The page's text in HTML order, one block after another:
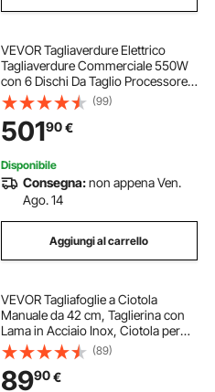
VEVOR Tagliaverdure Elettrico
Tagliaverdure Commerciale 550W
con 6 Dischi Da Taglio Processore
per verdure Tagliaverdure
Professionale
(99)
50190€
Disponibile
Consegna:non appena Ven.
Ago. 14
Aggiungi al carrello
VEVOR Tagliafoglie a Ciotola
Manuale da 42 cm, Taglierina con
Lama in Acciaio Inox, Ciotola per
Taglio Idroponico a Umido e a
Secco, Tagliatrice Rotante
Attorcigliata, per Boccioli di Fiori,
(89)
8990€